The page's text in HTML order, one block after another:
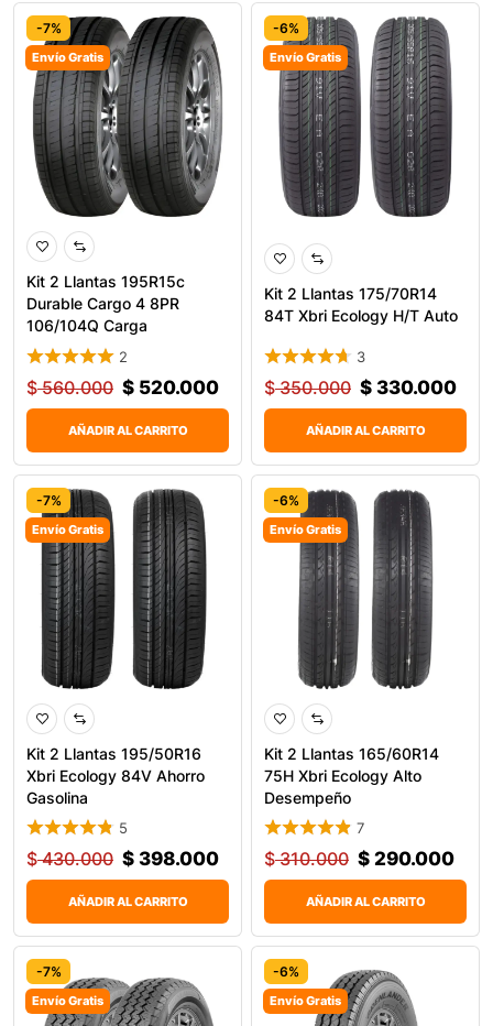
-7%
Envío Gratis
Kit 2 Llantas 195R15c
Durable Cargo 4 8PR
106/104Q Carga
2
$560.000 $ 520.000
AÑADIR AL CARRITO
-6%
Envío Gratis
Kit 2 Llantas 175/70R14
84T Xbri Ecology H/T Auto
3
$350.000 $ 330.000
AÑADIR AL CARRITO
-7%
Envío Gratis
Kit 2 Llantas 195/50R16
Xbri Ecology 84V Ahorro
Gasolina
5
$430.000 $ 398.000
AÑADIR AL CARRITO
-6%
Envío Gratis
Kit 2 Llantas 165/60R14
75H Xbri Ecology Alto
Desempeño
7
$310.000 $ 290.000
AÑADIR AL CARRITO
-7%
Envío Gratis
-6%
Envío Gratis